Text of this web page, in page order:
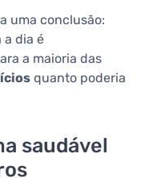
uma conclusão:
a dia é
a maioria das
quanto poderia
saudável